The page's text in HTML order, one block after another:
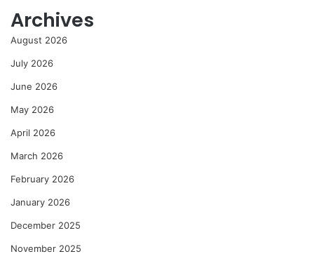
Archives
August 2026
July 2026
June 2026
May 2026
April 2026
March 2026
February 2026
January 2026
December 2025
November 2025